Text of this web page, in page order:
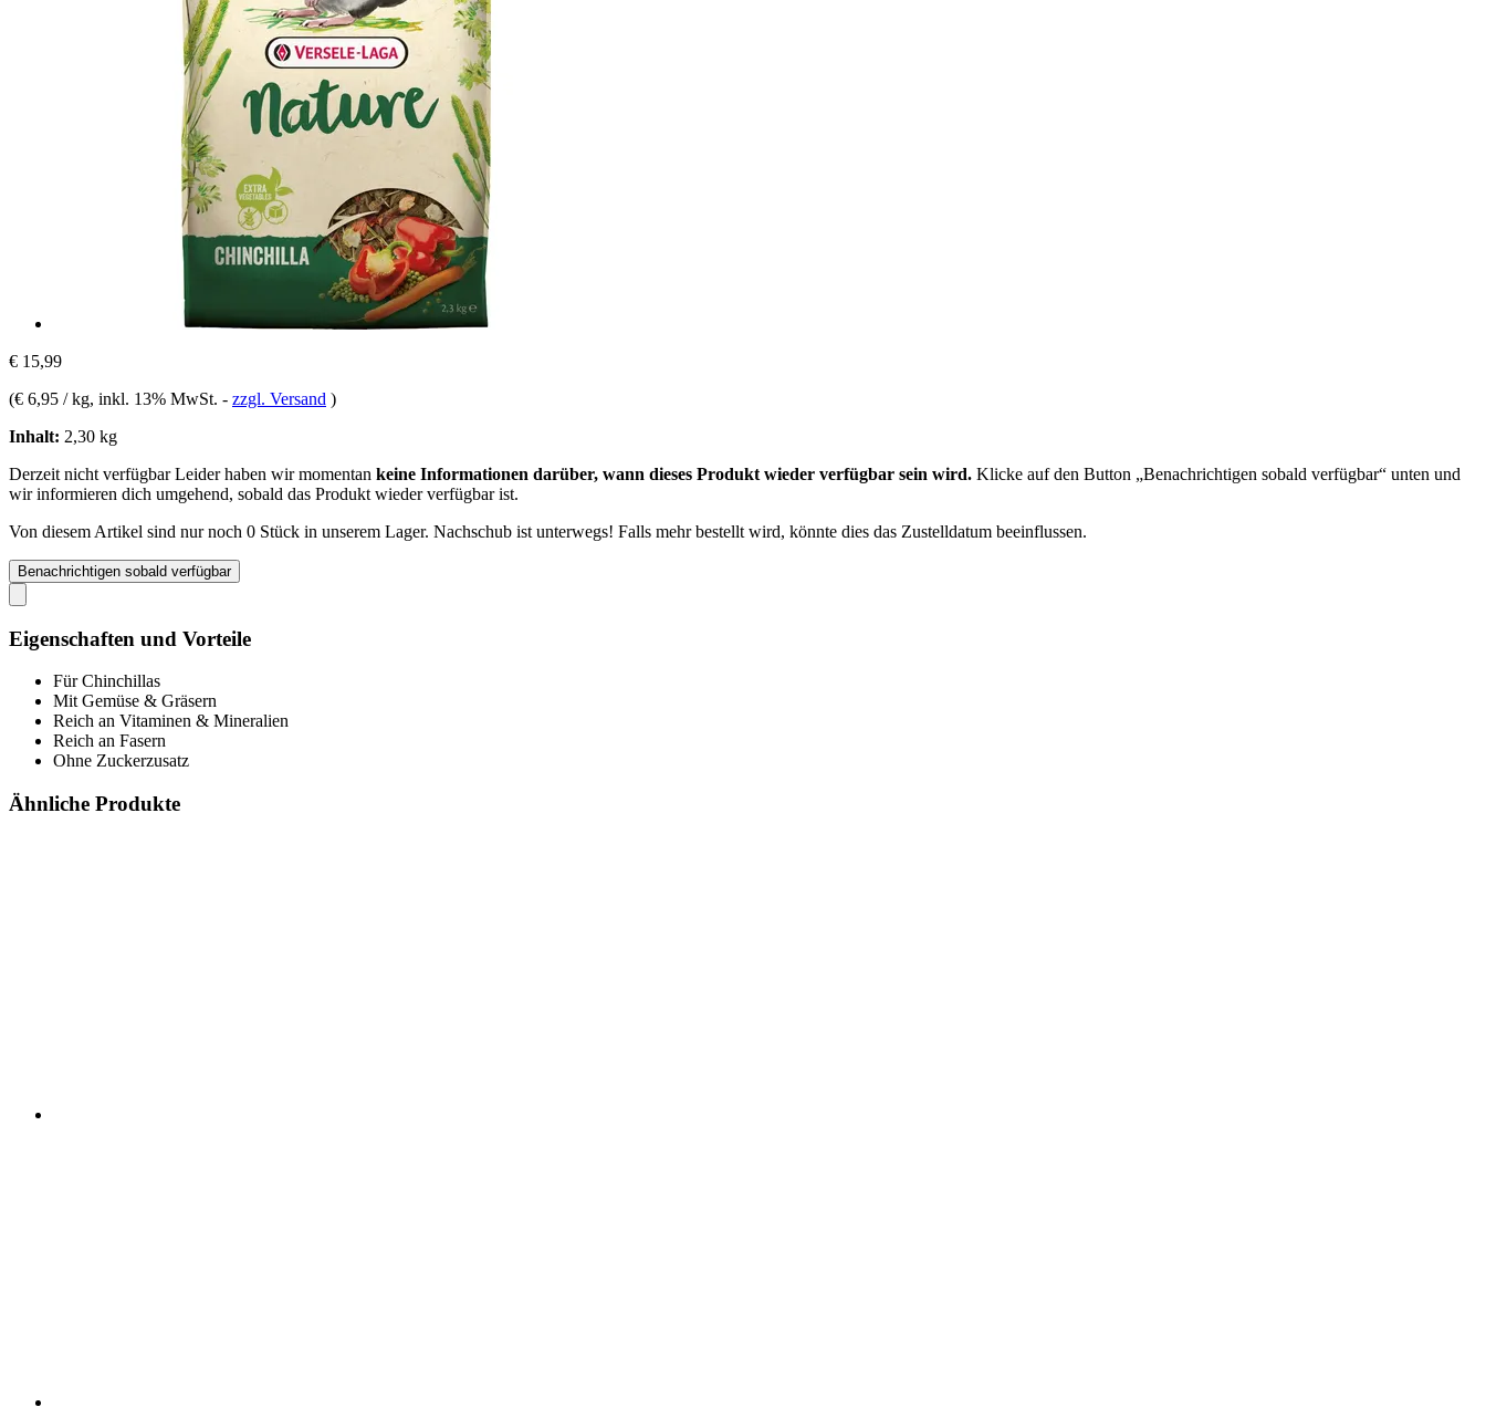
€ 15,99
(€ 6,95 / kg, inkl. 13% MwSt. - zzgl. Versand )
Inhalt: 2,30 kg
Derzeit nicht verfügbarLeider haben wir momentan keine Informationen darüber, wann dieses Produkt wieder verfügbar sein wird. Klicke auf den Button „Benachrichtigen sobald verfügbar“ unten und
wir informieren dich umgehend, sobald das Produkt wieder verfügbar ist.
Von diesem Artikel sind nur noch 0 Stück in unserem Lager. Nachschub ist unterwegs! Falls mehr bestellt wird, könnte dies das Zustelldatum beeinflussen.
Benachrichtigen sobald verfügbar
Eigenschaften und Vorteile
Für Chinchillas
Mit Gemüse & Gräsern
Reich an Vitaminen & Mineralien
Reich an Fasern
Ohne Zuckerzusatz
Ähnliche Produkte